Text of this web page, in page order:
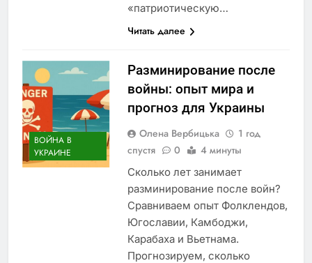
«патриотическую…
Читать далее
ВОЙНА В
УКРАИНЕ
Разминирование после
войны: опыт мира и
прогноз для Украины
Олена Вербицька
1 год
спустя
0 4 минуты
Сколько лет занимает
разминирование после войн?
Сравниваем опыт Фолклендов,
Югославии, Камбоджи,
Карабаха и Вьетнама.
Прогнозируем, сколько